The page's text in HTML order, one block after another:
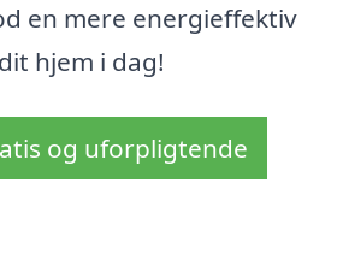
en mere energieffektiv
hjem i dag!
og uforpligtende